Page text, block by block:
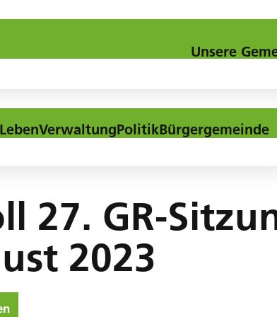
Unsere
VerwaltungPolitikBürgergemeinde
27. GR-
2023